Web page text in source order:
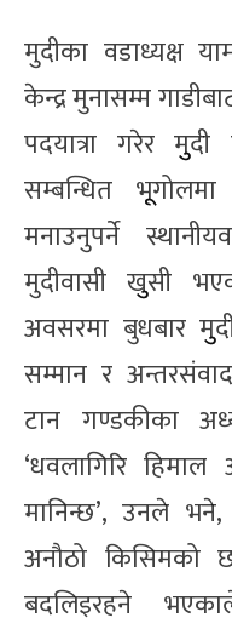
मुदीका वडाध्यक्ष
केन्द्र मुनासम्म
पदयात्रा गरेर
सम्बन्धित
मनाउनुपर्ने
मुदीवासी खुुसी
अवसरमा बुधबार
सम्मान र
टान गण्डकीका
‘धवलागिरि
मानिन्छ’, उनले भने,
अनौठो किसिमको
बदलिइरहने